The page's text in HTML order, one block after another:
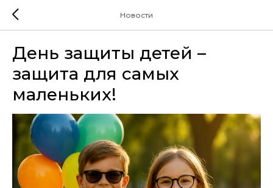
Новости
День защиты детей –
защита для самых
маленьких!